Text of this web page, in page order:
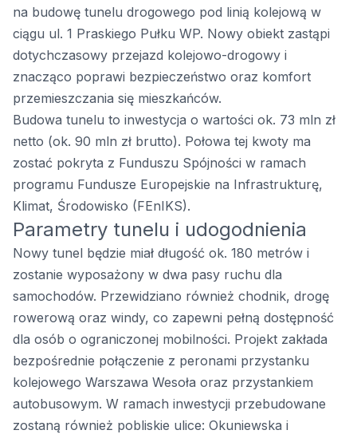
na budowę tunelu drogowego pod linią kolejową w
ciągu ul. 1 Praskiego Pułku WP. Nowy obiekt zastąpi
dotychczasowy przejazd kolejowo-drogowy i
znacząco poprawi bezpieczeństwo oraz komfort
przemieszczania się mieszkańców.
Budowa tunelu to inwestycja o wartości ok. 73 mln zł
netto (ok. 90 mln zł brutto). Połowa tej kwoty ma
zostać pokryta z Funduszu Spójności w ramach
programu Fundusze Europejskie na Infrastrukturę,
Klimat, Środowisko (FEnIKS).
Parametry tunelu i udogodnienia
Nowy tunel będzie miał długość ok. 180 metrów i
zostanie wyposażony w dwa pasy ruchu dla
samochodów. Przewidziano również chodnik, drogę
rowerową oraz windy, co zapewni pełną dostępność
dla osób o ograniczonej mobilności. Projekt zakłada
bezpośrednie połączenie z peronami przystanku
kolejowego Warszawa Wesoła oraz przystankiem
autobusowym. W ramach inwestycji przebudowane
zostaną również pobliskie ulice: Okuniewska i